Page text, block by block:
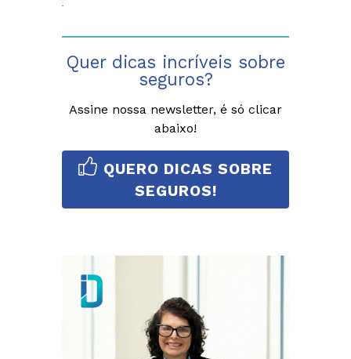
Quer dicas incríveis sobre
seguros?
Assine nossa newsletter, é só clicar
abaixo!
QUERO DICAS SOBRE
SEGUROS!